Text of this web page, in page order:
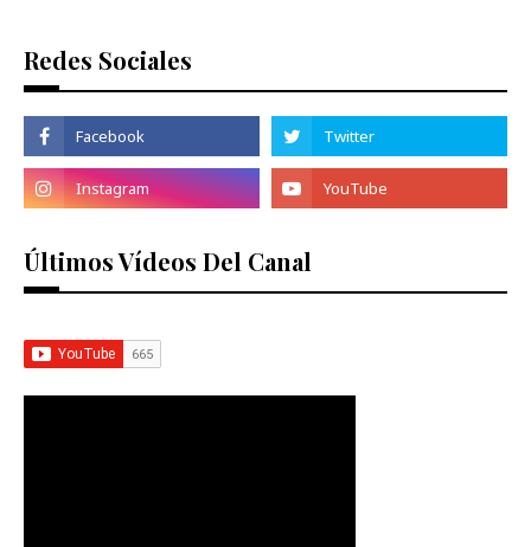
Redes Sociales
Últimos Vídeos Del Canal